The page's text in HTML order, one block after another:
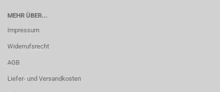
MEHR ÜBER...
Impressum
Widerrufsrecht
AGB
Liefer- und Versandkosten